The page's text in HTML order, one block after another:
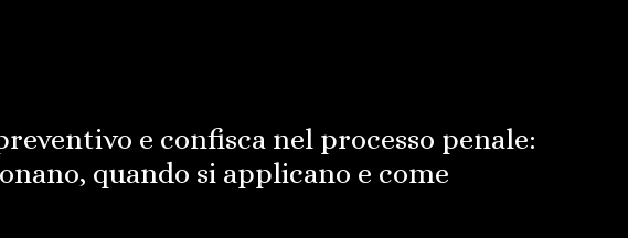
e confisca nel processo penale:
quando si applicano e come